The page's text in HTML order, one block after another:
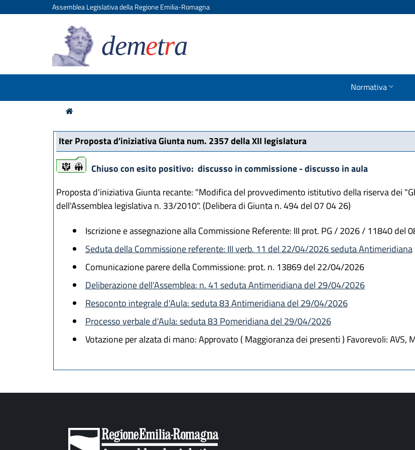
Assemblea Legislativa della Regione Emilia-Romagna
demetra
Normativa
Iter Proposta d'iniziativa Giunta num. 2357 della XII legislatura
Chiuso con esito positivo: discusso in commissione - discusso in aula
Proposta d'iniziativa Giunta recante: "Modifica del provvedimento istitutivo della riserva dei
dell'Assemblea legislativa n. 33/2010". (Delibera di Giunta n. 494 del 07 04 26)
Iscrizione e assegnazione alla Commissione Referente: III prot. PG / 2026 / 11840 del
Seduta della Commissione referente: III verb. 11 del 22/04/2026 seduta Antimeridiana
Comunicazione parere della Commissione: prot. n. 13869 del 22/04/2026
Deliberazione dell'Assemblea: n. 41 seduta Antimeridiana del 29/04/2026
Resoconto integrale d'Aula: seduta 83 Antimeridiana del 29/04/2026
Processo verbale d'Aula: seduta 83 Pomeridiana del 29/04/2026
Votazione per alzata di mano: Approvato ( Maggioranza dei presenti ) Favorevoli: AVS,